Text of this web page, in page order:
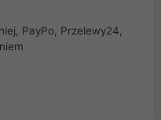
PayPo, Przelewy24,